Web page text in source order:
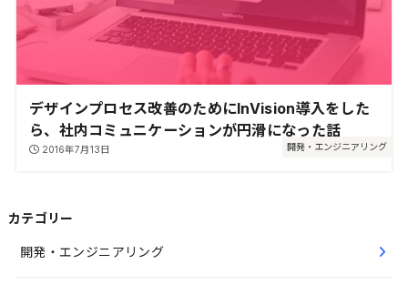
開発・エンジニアリング
デザインプロセス改善のためにInVision導入をした
ら、社内コミュニケーションが円滑になった話
2016年7月13日
カテゴリー
開発・エンジニアリング